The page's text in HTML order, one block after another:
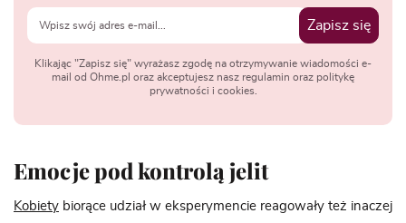
Zapisz się
Klikając "Zapisz się" wyrażasz zgodę na otrzymywanie wiadomości e-
mail od Ohme.pl oraz akceptujesz nasz regulamin oraz politykę
prywatności i cookies.
Emocje pod kontrolą jelit
Kobiety biorące udział w eksperymencie reagowały też inaczej